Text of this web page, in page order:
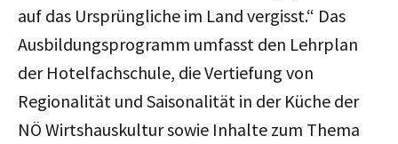
auf das Ursprüngliche im Land vergisst.“ Das
Ausbildungsprogramm umfasst den Lehrplan
der Hotelfachschule, die Vertiefung von
Regionalität und Saisonalität in der Küche der
NÖ Wirtshauskultur sowie Inhalte zum Thema